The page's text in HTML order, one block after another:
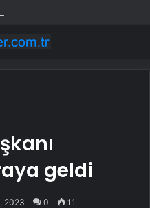
ilanına soruşturma
geldi
2023 0 11